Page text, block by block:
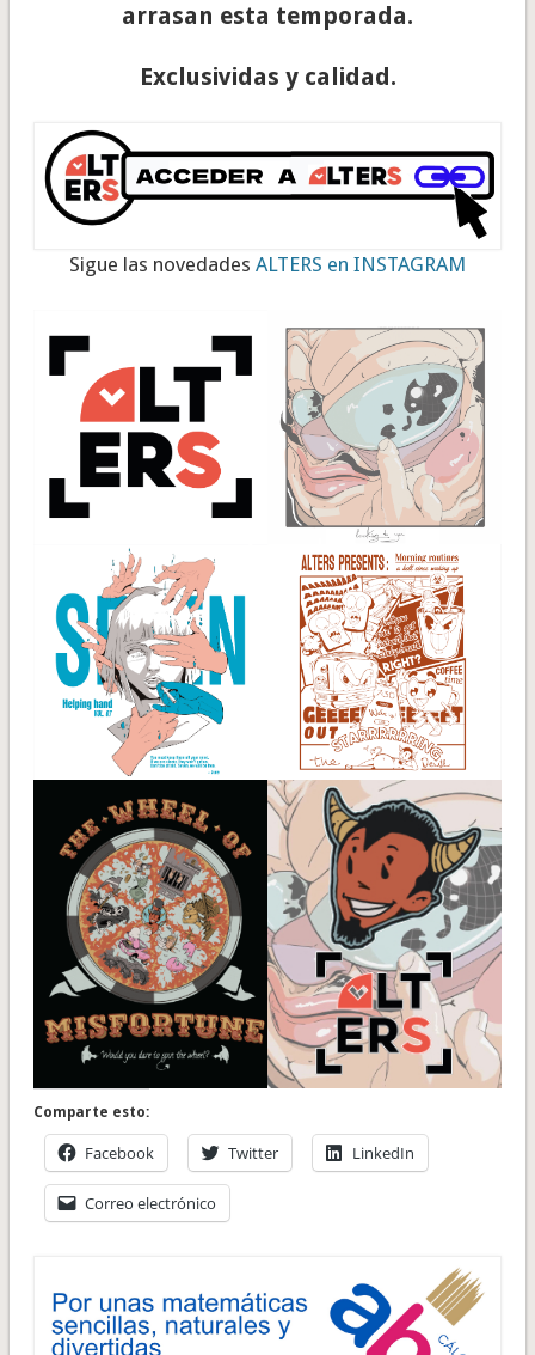
arrasan esta temporada.
Exclusividas y calidad.
Sigue las novedades ALTERS en INSTAGRAM
Comparte esto:
Facebook Twitter LinkedIn
Correo electrónico